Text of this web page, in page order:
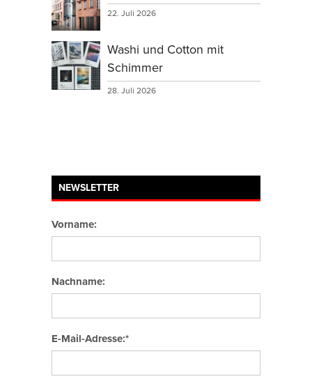
22. Juli 2026
Washi und Cotton mit
Schimmer
28. Juli 2026
NEWSLETTER
Vorname:
Nachname:
E-Mail-Adresse:*